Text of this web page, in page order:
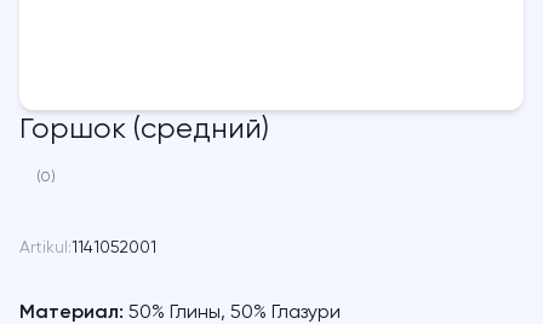
Горшок (средний)
(0)
Artikul:1141052001
Материал: 50% Глины, 50% Глазури